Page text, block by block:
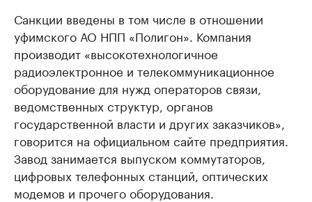
Санкции введены в том числе в отношении
уфимского АО НПП «Полигон». Компания
производит «высокотехнологичное
радиоэлектронное и телекоммуникационное
оборудование для нужд операторов связи,
ведомственных структур, органов
государственной власти и других заказчиков»,
говорится на официальном сайте предприятия.
Завод занимается выпуском коммутаторов,
цифровых телефонных станций, оптических
модемов и прочего оборудования.